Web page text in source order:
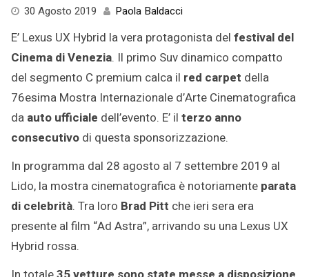
30 Agosto 2019 17
2021
Paola Baldacci
E’ Lexus UX Hybrid la vera protagonista del festival del
Cinema di Venezia. Il primo Suv dinamico compatto
del segmento C premium calca il red carpet della
76esima Mostra Internazionale d’Arte Cinematografica
da auto ufficiale dell’evento. E’ il terzo anno
consecutivo di questa sponsorizzazione.
In programma dal 28 agosto al 7 settembre 2019 al
Lido, la mostra cinematografica è notoriamente parata
di celebrità. Tra loro Brad Pitt che ieri sera era
presente al film “Ad Astra”, arrivando su una Lexus UX
Hybrid rossa.